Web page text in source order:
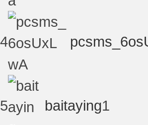
术
4
5 baitaying1